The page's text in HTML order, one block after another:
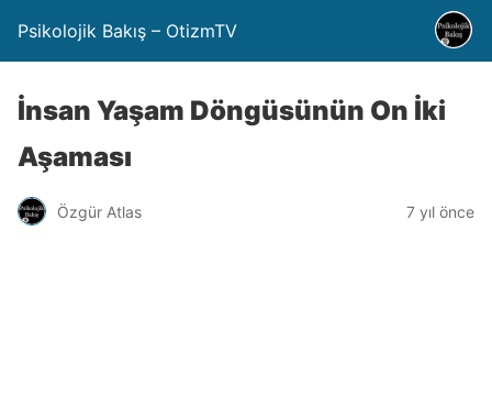
Psikolojik Bakış – OtizmTV
İnsan Yaşam Döngüsünün On İki
Aşaması
Özgür Atlas 7 yıl önce